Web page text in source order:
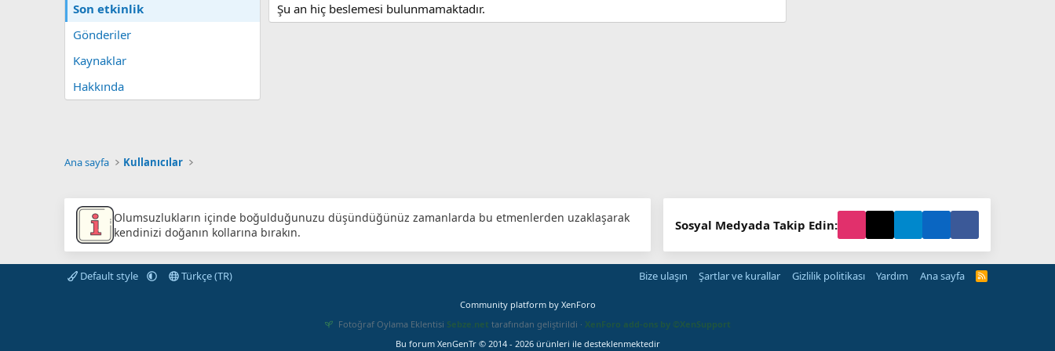
Son etkinlik
Gönderiler
Kaynaklar
Hakkında
Şu an hiç beslemesi bulunmamaktadır.
Ana sayfa Kullanıcılar
Olumsuzlukların içinde boğulduğunuzu düşündüğünüz zamanlarda bu etmenlerden uzaklaşarak
kendinizi doğanın kollarına bırakın.
Sosyal Medyada Takip Edin:
Default style Türkçe (TR) Bize ulaşın Şartlar ve kurallar Gizlilik politikası Yardım Ana sayfa
R
Community platform by XenForo
Fotoğraf Oylama Eklentisi Sebze.net tarafından geliştirildi · XenForo add-ons by ©XenSupport
Bu forum XenGenTr © 2014 - 2026 ürünleri ile desteklenmektedir